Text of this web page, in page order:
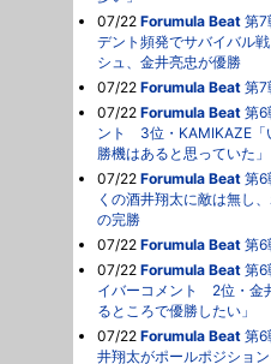
07/22 Forumula Beat 第
デント頻発でサバイバル
シュ、金井亮忠が優勝
07/22 Forumula Beat 第7
07/22 Forumula Beat 第6
ント 3位・KAMIKAZE「
勝機はあると思っていた」
07/22 Forumula Beat 第
くの酒井翔太に敵は無し
の完勝
07/22 Forumula Beat 第6
07/22 Forumula Beat 第6
イバーコメント 2位・金
るところで優勝したい」
07/22 Forumula Beat 第
井翔太がポールポジショ